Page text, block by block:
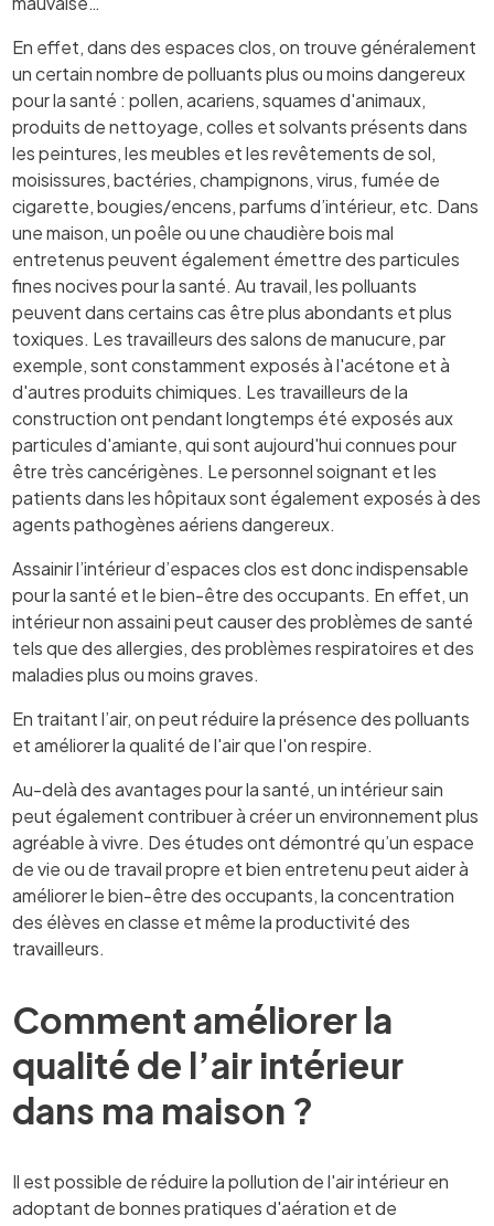
En effet, dans des espaces clos, on trouve généralement
un certain nombre de polluants plus ou moins dangereux
pour la santé : pollen, acariens, squames d'animaux,
produits de nettoyage, colles et solvants présents dans
les peintures, les meubles et les revêtements de sol,
moisissures, bactéries, champignons, virus, fumée de
cigarette, bougies/encens, parfums d’intérieur, etc. Dans
une maison, un poêle ou une chaudière bois mal
entretenus peuvent également émettre des particules
fines nocives pour la santé. Au travail, les polluants
peuvent dans certains cas être plus abondants et plus
toxiques. Les travailleurs des salons de manucure, par
exemple, sont constamment exposés à l'acétone et à
d'autres produits chimiques. Les travailleurs de la
construction ont pendant longtemps été exposés aux
particules d'amiante, qui sont aujourd'hui connues pour
être très cancérigènes. Le personnel soignant et les
patients dans les hôpitaux sont également exposés à des
agents pathogènes aériens dangereux.
Assainir l’intérieur d’espaces clos est donc indispensable
pour la santé et le bien-être des occupants. En effet, un
intérieur non assaini peut causer des problèmes de santé
tels que des allergies, des problèmes respiratoires et des
maladies plus ou moins graves.
En traitant l’air, on peut réduire la présence des polluants
et améliorer la qualité de l'air que l'on respire.
Au-delà des avantages pour la santé, un intérieur sain
peut également contribuer à créer un environnement plus
agréable à vivre. Des études ont démontré qu’un espace
de vie ou de travail propre et bien entretenu peut aider à
améliorer le bien-être des occupants, la concentration
des élèves en classe et même la productivité des
travailleurs.
Comment améliorer la
qualité de l’air intérieur
dans ma maison ?
Il est possible de réduire la pollution de l'air intérieur en
adoptant de bonnes pratiques d'aération et de